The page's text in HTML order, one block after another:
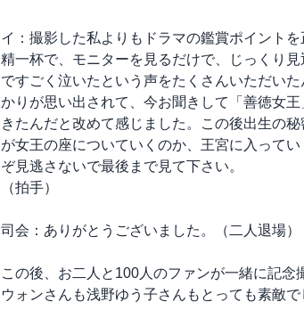
イ：撮影した私よりもドラマの鑑賞ポイント
精一杯で、モニターを見るだけで、じっくり
ですごく泣いたという声をたくさんいただい
かりが思い出されて、今お聞きして「善徳女
きたんだと改めて感じました。この後出生の
が女王の座についていくのか、王宮に入って
ぞ見逃さないで最後まで見て下さい。
（拍手）
司会：ありがとうございました。（二人退場）
この後、お二人と100人のファンが一緒に記念
ウォンさんも浅野ゆう子さんもとっても素敵で